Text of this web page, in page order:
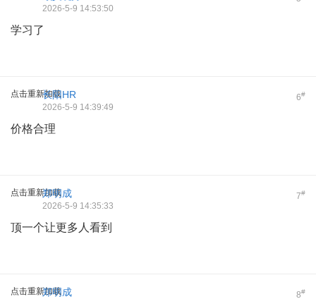
2026-5-9 14:53:50
学习了
点击重新加载 6#
长阳HR
2026-5-9 14:39:49
价格合理
点击重新加载 7#
郑明成
2026-5-9 14:35:33
顶一个让更多人看到
点击重新加载 8#
郑明成